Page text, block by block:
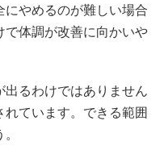
やめるのが難しい場合
で体調が改善に向かいや
るわけではありません
ています。できる範囲